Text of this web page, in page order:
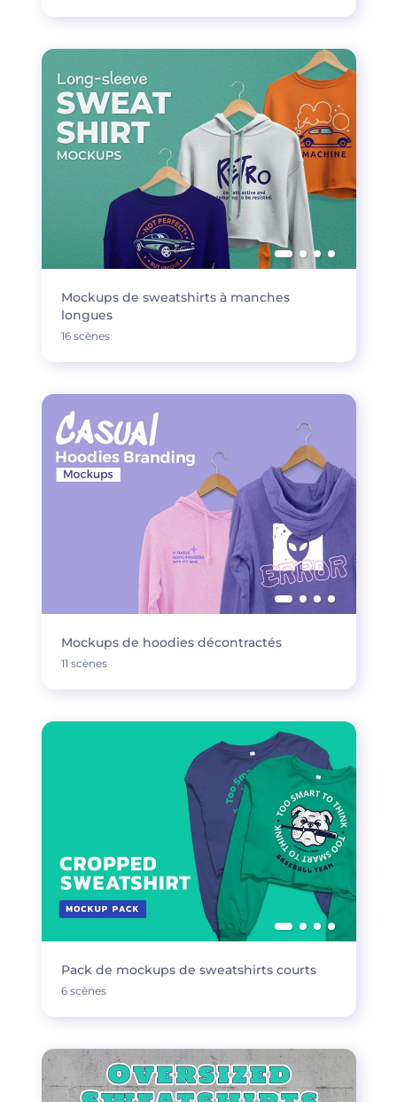
Mockups de sweatshirts à manches
longues
16 scènes
Mockups de hoodies décontractés
11 scènes
Pack de mockups de sweatshirts courts
6 scènes